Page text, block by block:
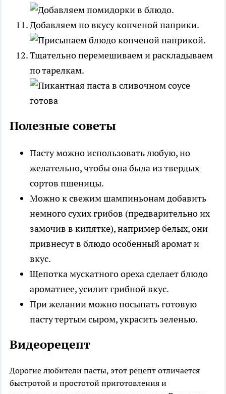
Добавляем по вкусу копченой паприки.
Тщательно перемешиваем и раскладываем
по тарелкам.
Полезные советы
Пасту можно использовать любую, но
желательно, чтобы она была из твердых
сортов пшеницы.
Можно к свежим шампиньонам добавить
немного сухих грибов (предварительно их
замочив в кипятке), например белых, они
привнесут в блюдо особенный аромат и
вкус.
Щепотка мускатного ореха сделает блюдо
ароматнее, усилит грибной вкус.
При желании можно посыпать готовую
пасту тертым сыром, украсить зеленью.
Видеорецепт
Дорогие любители пасты, этот рецепт отличается
быстротой и простотой приготовления и